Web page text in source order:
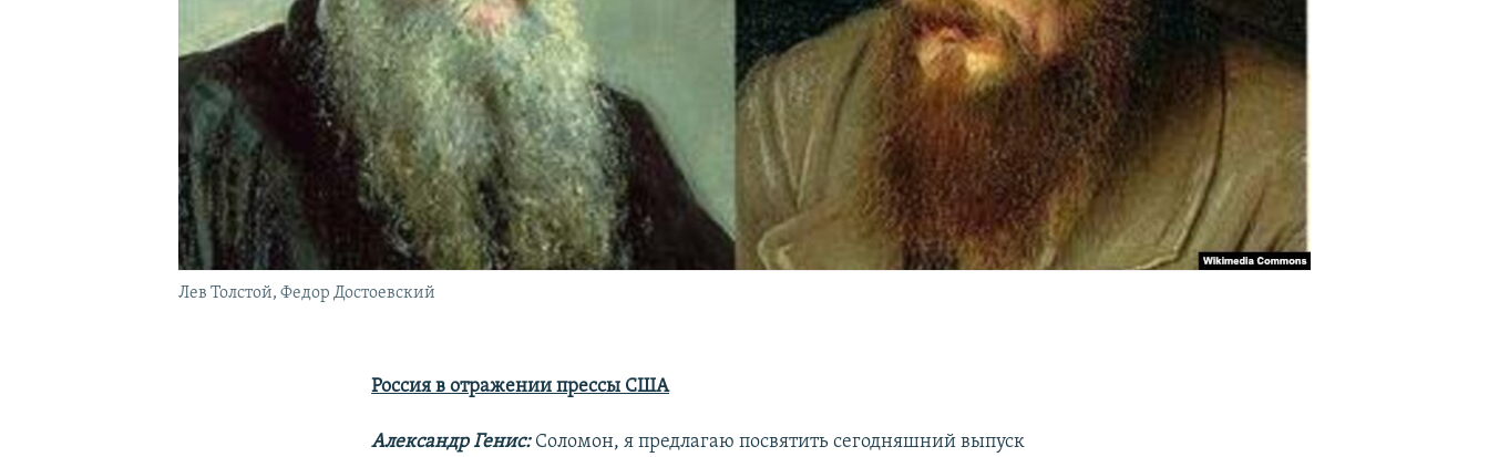
Лев Толстой, Федор Достоевский
Россия в отражении прессы США
Александр Генис:Соломон, я предлагаю посвятить сегодняшний выпуск